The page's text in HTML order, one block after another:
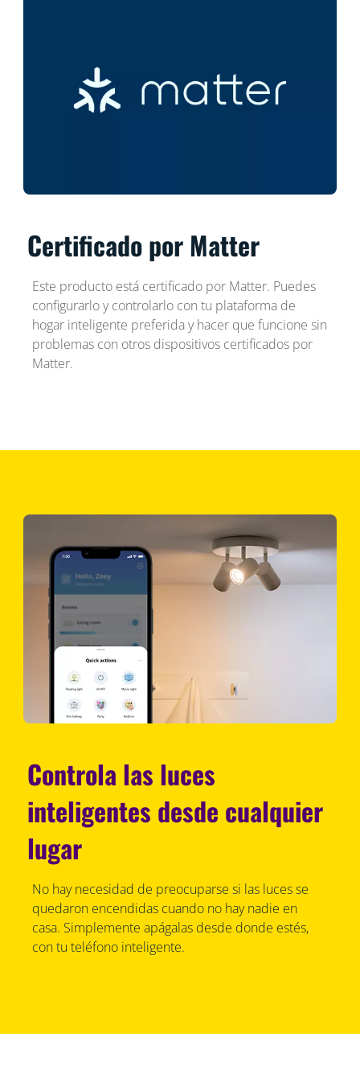
Certificado por Matter
Este producto está certificado por Matter. Puedes
configurarlo y controlarlo con tu plataforma de
hogar inteligente preferida y hacer que funcione sin
problemas con otros dispositivos certificados por
Matter.
Controla las luces
inteligentes desde cualquier
lugar
No hay necesidad de preocuparse si las luces se
quedaron encendidas cuando no hay nadie en
casa. Simplemente apágalas desde donde estés,
con tu teléfono inteligente.